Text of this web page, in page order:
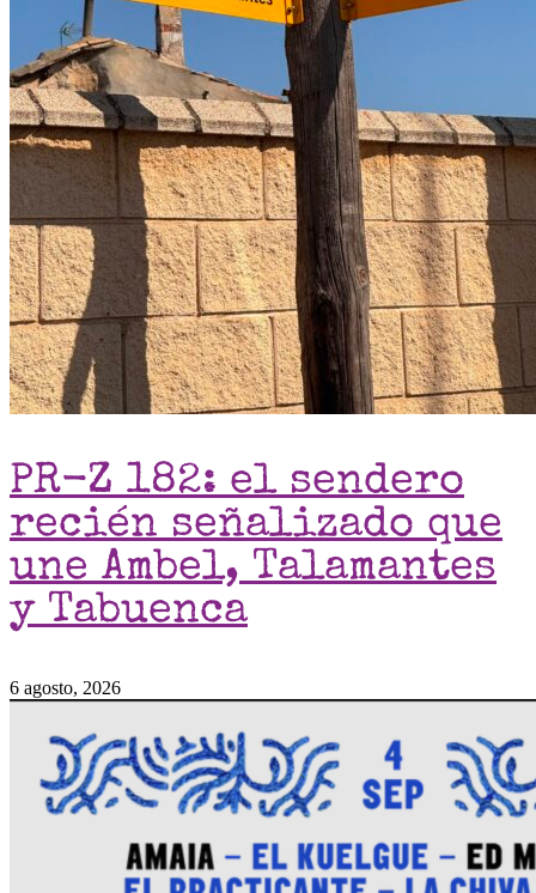
PR-Z 182: el sendero
recién señalizado que
une Ambel, Talamantes
y Tabuenca
6 agosto, 2026